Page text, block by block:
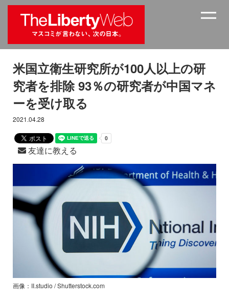
米国立衛生研究所が100人以上の研
究者を排除 93％の研究者が中国マネ
ーを受け取る
2021.04.28
友達に教える
画像：II.studio / Shutterstock.com